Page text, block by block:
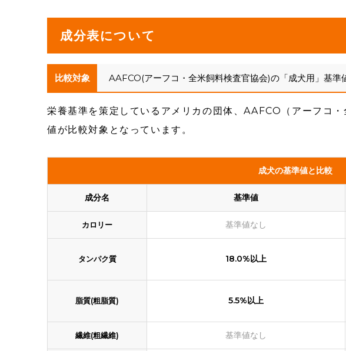
成分表について
比較対象 AAFCO(アーフコ・全米飼料検査官協会)の「成犬用」基準
栄養基準を策定しているアメリカの団体、AAFCO（アーフコ
値が比較対象となっています。
成犬の基準値と比較
成分名 基準値
カロリー 基準値なし
タンパク質 18.0%以上
脂質(粗脂質) 5.5%以上
繊維(粗繊維) 基準値なし